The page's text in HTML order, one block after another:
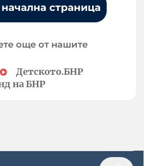
страница
още от нашите
Детското.БНР
на БНР